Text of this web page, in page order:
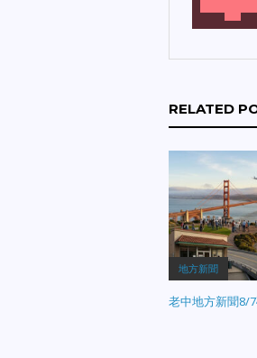
RELATED
地方新聞
老中地方新聞8/